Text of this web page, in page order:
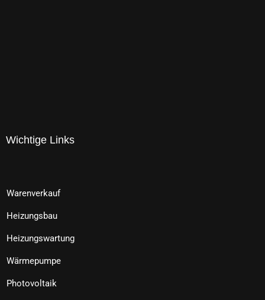
Wichtige Links
Warenverkauf
Heizungsbau
Heizungswartung
Wärmepumpe
Photovoltaik